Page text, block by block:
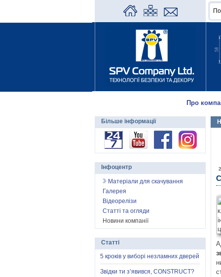
Про
Більше інформації
Інфоцентр
Матеріали для скачування
Галерея
Відеорелізи
Статті та огляди
Новини компанії
Статті
5 кроків у виборі незламних дверей
Звідки ти з’явився, CONSTRUCT?